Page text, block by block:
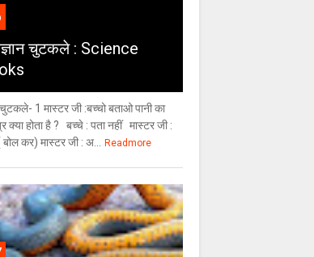
चुटकले : Science
चुटकले- 1 मास्टर जी :बच्चो बताओ पानी का
होता है ? बच्चे : पता नहीं मास्टर जी :
कर) मास्टर जी : अ...
Readmore